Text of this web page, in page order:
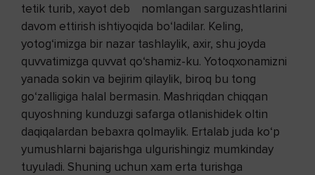
tetik turib, xayot deb nomlangan sarguzashtlarini
davom ettirish ishtiyoqida bo‘ladilar. Keling,
yotog‘imizga bir nazar tashlaylik, axir, shu joyda
quvvatimizga quvvat qo‘shamiz-ku. Yotoqxonamizni
yanada sokin va bejirim qilaylik, biroq bu tong
go‘zalligiga halal bermasin. Mashriqdan chiqqan
quyoshning kunduzgi safarga otlanishidek oltin
daqiqalardan bebaxra qolmaylik. Ertalab juda ko‘p
yumushlarni bajarishga ulgurishingiz mumkinday
tuyuladi. Shuning uchun xam erta turishga